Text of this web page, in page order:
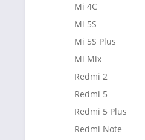
Mi 4C
Mi 5S
Mi 5S Plus
Mi Mix
Redmi 2
Redmi 5
Redmi 5 Plus
Redmi Note